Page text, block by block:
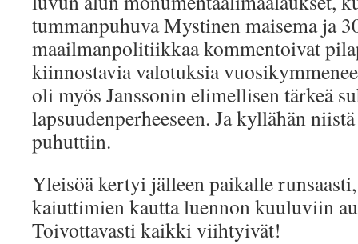
tummanpuhuva Mystinen maisema ja
maailmanpolitiikkaa kommentoivat
kiinnostavia valotuksia
oli myös Janssonin elimellisen tärkeä
lapsuudenperheeseen. Ja kyllähän
puhuttiin.
Yleisöä kertyi jälleen paikalle
kaiuttimien kautta luennon kuuluviin
Toivottavasti kaikki viihtyivät!